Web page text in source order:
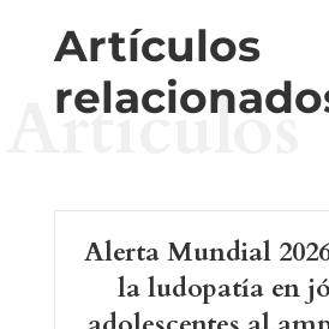
Artículos
Artículos
Alerta Mundial
la ludopatía en